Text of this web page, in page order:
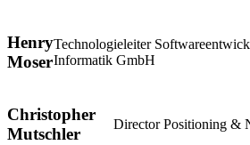
Henry
Moser
Technologieleiter
Informatik GmbH
Christopher
Mutschler
Director Positioning &